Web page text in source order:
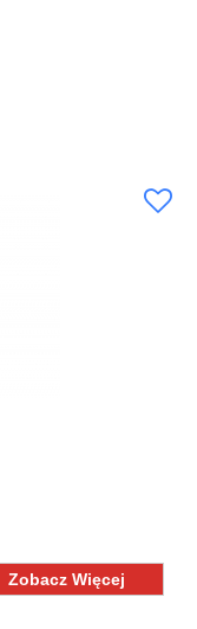
Zobacz Więcej